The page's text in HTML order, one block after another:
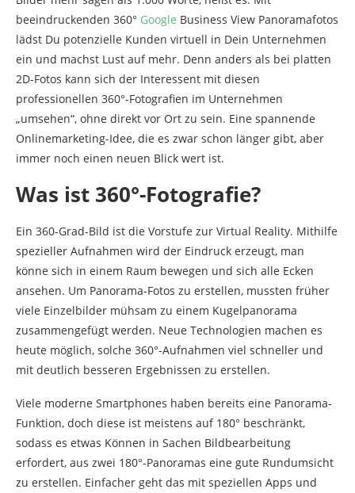
beeindruckenden 360° Google Business View Panoramafotos
lädst Du potenzielle Kunden virtuell in Dein Unternehmen
ein und machst Lust auf mehr. Denn anders als bei platten
2D-Fotos kann sich der Interessent mit diesen
professionellen 360°-Fotografien im Unternehmen
„umsehen“, ohne direkt vor Ort zu sein. Eine spannende
Onlinemarketing-Idee, die es zwar schon länger gibt, aber
immer noch einen neuen Blick wert ist.
Was ist 360°-Fotografie?
Ein 360-Grad-Bild ist die Vorstufe zur Virtual Reality. Mithilfe
spezieller Aufnahmen wird der Eindruck erzeugt, man
könne sich in einem Raum bewegen und sich alle Ecken
ansehen. Um Panorama-Fotos zu erstellen, mussten früher
viele Einzelbilder mühsam zu einem Kugelpanorama
zusammengefügt werden. Neue Technologien machen es
heute möglich, solche 360°-Aufnahmen viel schneller und
mit deutlich besseren Ergebnissen zu erstellen.
Viele moderne Smartphones haben bereits eine Panorama-
Funktion, doch diese ist meistens auf 180° beschränkt,
sodass es etwas Können in Sachen Bildbearbeitung
erfordert, aus zwei 180°-Panoramas eine gute Rundumsicht
zu erstellen. Einfacher geht das mit speziellen Apps und